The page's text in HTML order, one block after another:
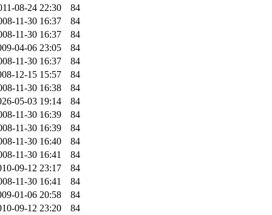
08-24 22:30
84
11-30 16:37
84
11-30 16:37
84
04-06 23:05
84
11-30 16:37
84
12-15 15:57
84
11-30 16:38
84
05-03 19:14
84
11-30 16:39
84
11-30 16:39
84
11-30 16:40
84
11-30 16:41
84
09-12 23:17
84
11-30 16:41
84
01-06 20:58
84
09-12 23:20
84